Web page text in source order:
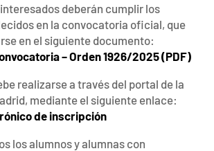
deberán cumplir los
en la convocatoria oficial, que
en el siguiente documento:
– Orden 1926/2025 (PDF)
realizarse a través del portal de la
mediante el siguiente enlace:
de inscripción
los alumnos y alumnas con